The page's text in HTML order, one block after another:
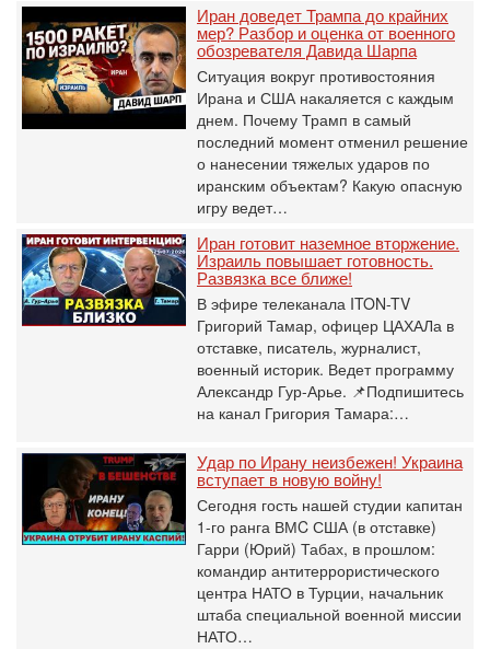
Иран доведет Трампа до крайних
мер? Разбор и оценка от военного
обозревателя Давида Шарпа
Ситуация вокруг противостояния
Ирана и США накаляется с каждым
днем. Почему Трамп в самый
последний момент отменил решение
о нанесении тяжелых ударов по
иранским объектам? Какую опасную
игру ведет…
Иран готовит наземное вторжение.
Израиль повышает готовность.
Развязка все ближе!
В эфире телеканала ITON-TV
Григорий Тамар, офицер ЦАХАЛа в
отставке, писатель, журналист,
военный историк. Ведет программу
Александр Гур-Арье. 📌Подпишитесь
на канал Григория Тамара:…
Удар по Ирану неизбежен! Украина
вступает в новую войну!
Сегодня гость нашей студии капитан
1-го ранга ВМC США (в отставке)
Гарри (Юрий) Табах, в прошлом:
командир антитеррористического
центра НАТО в Турции, начальник
штаба специальной военной миссии
НАТО…